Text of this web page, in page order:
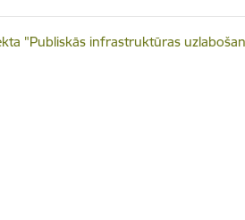
"Publiskās infrastruktūras